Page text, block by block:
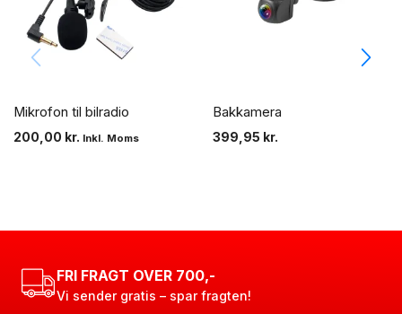
Mikrofon til bilradio
200,00 kr. Inkl. Moms
Bakkamera
399,95 kr.
FRI FRAGT OVER 700,-
Vi sender gratis – spar fragten!